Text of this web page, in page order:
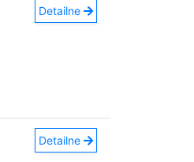
Detailne
Detailne